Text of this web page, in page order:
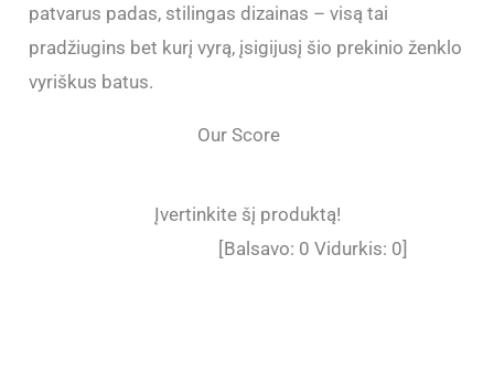
patvarus padas, stilingas dizainas – visą tai
pradžiugins bet kurį vyrą, įsigijusį šio prekinio ženklo
vyriškus batus.
Our Score
Įvertinkite šį produktą!
[Balsavo: 0 Vidurkis: 0]